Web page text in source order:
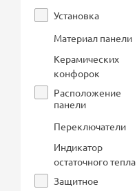
Установка
Материал панели
Керамических
конфорок
Расположение
панели
Переключатели
Индикатор
остаточного тепла
Защитное